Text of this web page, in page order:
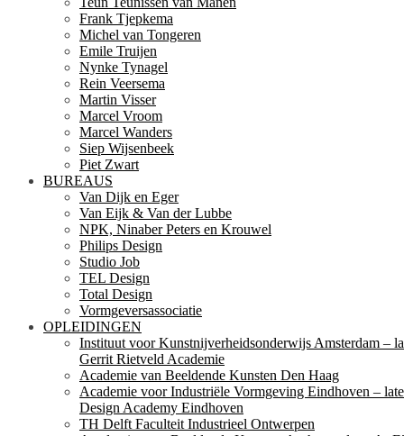
Frank Tjepkema
Michel van Tongeren
Emile Truijen
Nynke Tynagel
Rein Veersema
Martin Visser
Marcel Vroom
Marcel Wanders
Siep Wijsenbeek
Piet Zwart
BUREAUS
Van Dijk en Eger
Van Eijk & Van der Lubbe
NPK, Ninaber Peters en Krouwel
Philips Design
Studio Job
TEL Design
Total Design
Vormgeversassociatie
OPLEIDINGEN
Instituut voor Kunstnijverheidsonderwijs Amsterdam –
Gerrit Rietveld Academie
Academie van Beeldende Kunsten Den Haag
Academie voor Industriële Vormgeving Eindhoven –
Design Academy Eindhoven
TH Delft Faculteit Industrieel Ontwerpen